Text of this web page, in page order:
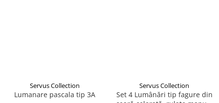
Servus Collection
Lumanare pascala tip 3A
Servus Collection
Set 4 Lumânări tip fagure din